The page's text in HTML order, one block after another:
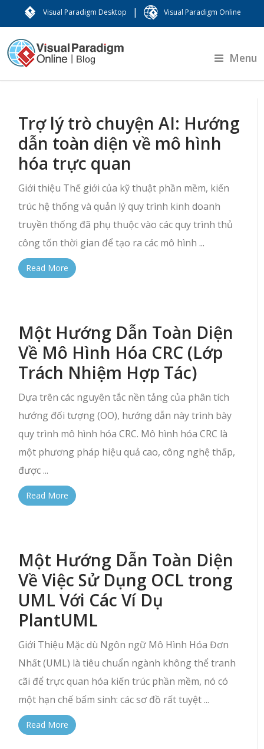
Visual Paradigm Desktop | Visual Paradigm Online
Menu
Trợ lý trò chuyện AI: Hướng
dẫn toàn diện về mô hình
hóa trực quan
Giới thiệu Thế giới của kỹ thuật phần mềm, kiến
trúc hệ thống và quản lý quy trình kinh doanh
truyền thống đã phụ thuộc vào các quy trình thủ
công tốn thời gian để tạo ra các mô hình ...
Read More
Một Hướng Dẫn Toàn Diện
Về Mô Hình Hóa CRC (Lớp
Trách Nhiệm Hợp Tác)
Dựa trên các nguyên tắc nền tảng của phân tích
hướng đối tượng (OO), hướng dẫn này trình bày
quy trình mô hình hóa CRC. Mô hình hóa CRC là
một phương pháp hiệu quả cao, công nghệ thấp,
được ...
Read More
Một Hướng Dẫn Toàn Diện
Về Việc Sử Dụng OCL trong
UML Với Các Ví Dụ
PlantUML
Giới Thiệu Mặc dù Ngôn ngữ Mô Hình Hóa Đơn
Nhất (UML) là tiêu chuẩn ngành không thể tranh
cãi để trực quan hóa kiến trúc phần mềm, nó có
một hạn chế bẩm sinh: các sơ đồ rất tuyệt ...
Read More